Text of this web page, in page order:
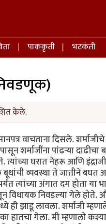
पाककृती
भटकंती
केले.
वाचताना दिसले.
शर्माजींना पांढऱ्या
त्यांच्या घरात नेहरू आणि
व्यवस्था ते जातीने बघत
त्यांच्या अंगात दम होता या
विधायक निवडल्या गेले होते.
ही झाडू लावला. शर्माजी
हातचा गेला. मी म्हणालो